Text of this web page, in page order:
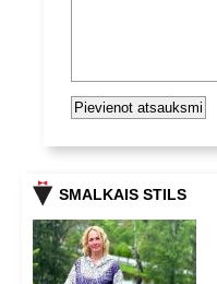
SMALKAIS STILS